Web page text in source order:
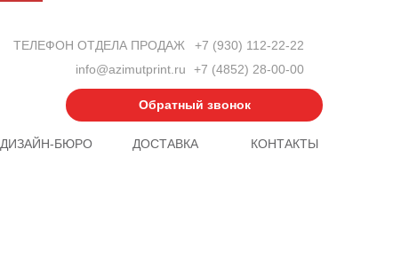
info@azimutprint.ru +7 (4852) 28-00-00
ДИЗАЙН-БЮРО ДОСТАВКА КОНТАКТЫ
Обратный звонок
+7 (930) 112-22-22
ТЕЛЕФОН ОТДЕЛА ПРОДАЖ